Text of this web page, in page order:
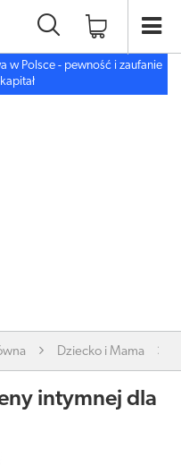
w Polsce - pewność i zaufanie
Dziecko i Mama
intymnej dla